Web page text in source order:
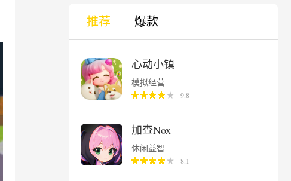
推荐 爆款
心动小镇
模拟经营
9.8
加查Nox
休闲益智
8.1